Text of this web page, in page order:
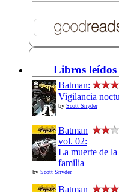
Libros leídos
Batman:
Vigilancia
by Scott Snyder
Batman
vol. 02:
La muerte de la
familia
by Scott Snyder
Batman